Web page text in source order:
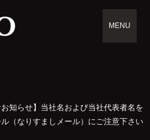
MENU
お知らせ】当社名および当社代表者名を
（なりすましメール）にご注意下さい